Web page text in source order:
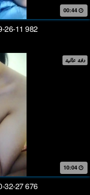
00:44
26-11 982
دقة عالية
10:04
32-27 676